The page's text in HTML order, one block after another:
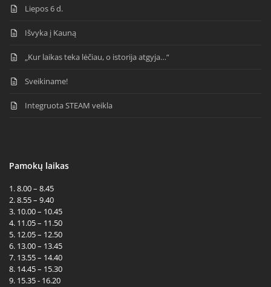
Liepos 6 d.
Išvyka į Kauną
„Kur laikas teka lėčiau, o istorija atgyja…“
Sveikiname!
Integruota STEAM veikla
Pamokų laikas
1. 8.00 – 8.45
2. 8.55 – 9.40
3. 10.00 – 10.45
4. 11.05 – 11.50
5. 12.05 – 12.50
6. 13.00 – 13.45
7. 13.55 – 14.40
8. 14.45 – 15.30
9. 15.35 - 16.20